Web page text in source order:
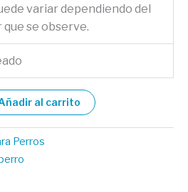
variar dependiendo del
se observe.
al carrito
Perros